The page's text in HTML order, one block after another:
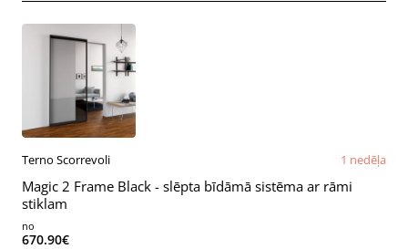
Terno Scorrevoli 1 nedēļa
Magic 2 Frame Black - slēpta bīdāmā sistēma ar rāmi
stiklam
no
670.90€